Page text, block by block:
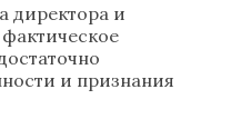
директора и
и признания